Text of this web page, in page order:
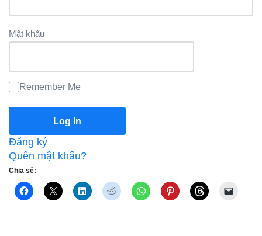
Mật khẩu
Remember Me
Đăng ký
Quên mật khẩu?
Chia sẻ: